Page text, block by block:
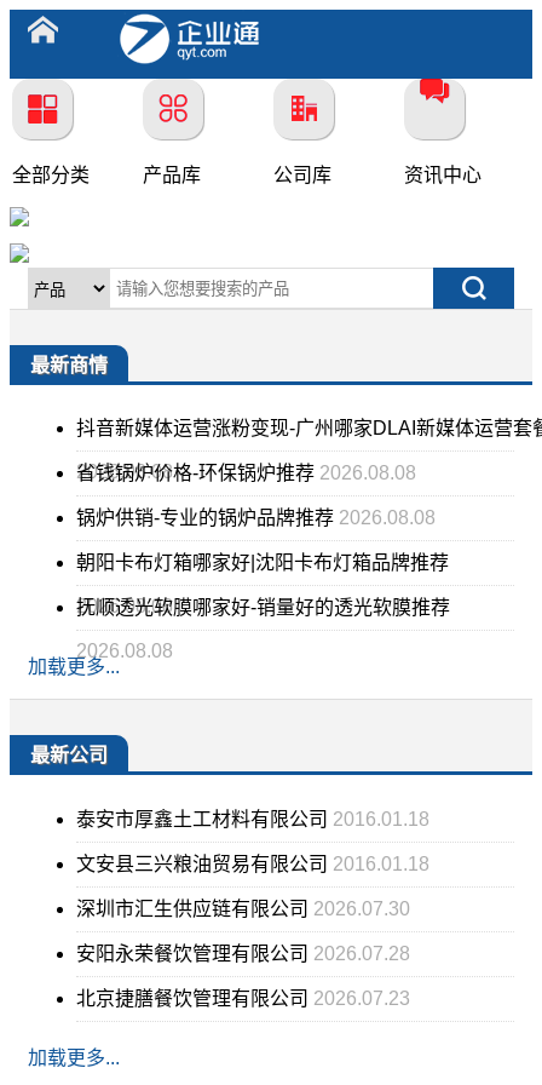
全部分类 产品库 公司库 资讯中心
最新商情
抖音新媒体运营涨粉变现-广州哪家DLAI新媒体运营套
2026.08.08
省钱锅炉价格-环保锅炉推荐 2026.08.08
锅炉供销-专业的锅炉品牌推荐 2026.08.08
朝阳卡布灯箱哪家好|沈阳卡布灯箱品牌推荐
2026.08.08
抚顺透光软膜哪家好-销量好的透光软膜推荐
2026.08.08
加载更多...
最新公司
泰安市厚鑫土工材料有限公司 2016.01.18
文安县三兴粮油贸易有限公司 2016.01.18
深圳市汇生供应链有限公司 2026.07.30
安阳永荣餐饮管理有限公司 2026.07.28
北京捷膳餐饮管理有限公司 2026.07.23
加载更多...